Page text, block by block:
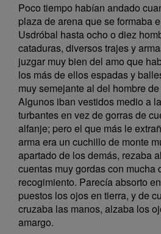
Poco tiempo habían andado
plaza de arena que se formaba
Usdróbal hasta ocho o diez
cataduras, diversos trajes y
juzgar muy bien del amo que
los más de ellos espadas y
muy semejante al del hombre
Algunos iban vestidos medio a
turbantes en vez de gorras de
alfanje; pero el que más le
arma era un cuchillo de monte
apartado de los demás, rezaba
cuentas muy gordas con mucha
recogimiento. Parecía absorto
puestos los ojos en tierra, y de
cruzaba las manos, alzaba los
amargo.